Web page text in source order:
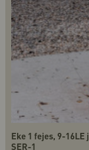
Eke 1 fejes, 9-
SER-1